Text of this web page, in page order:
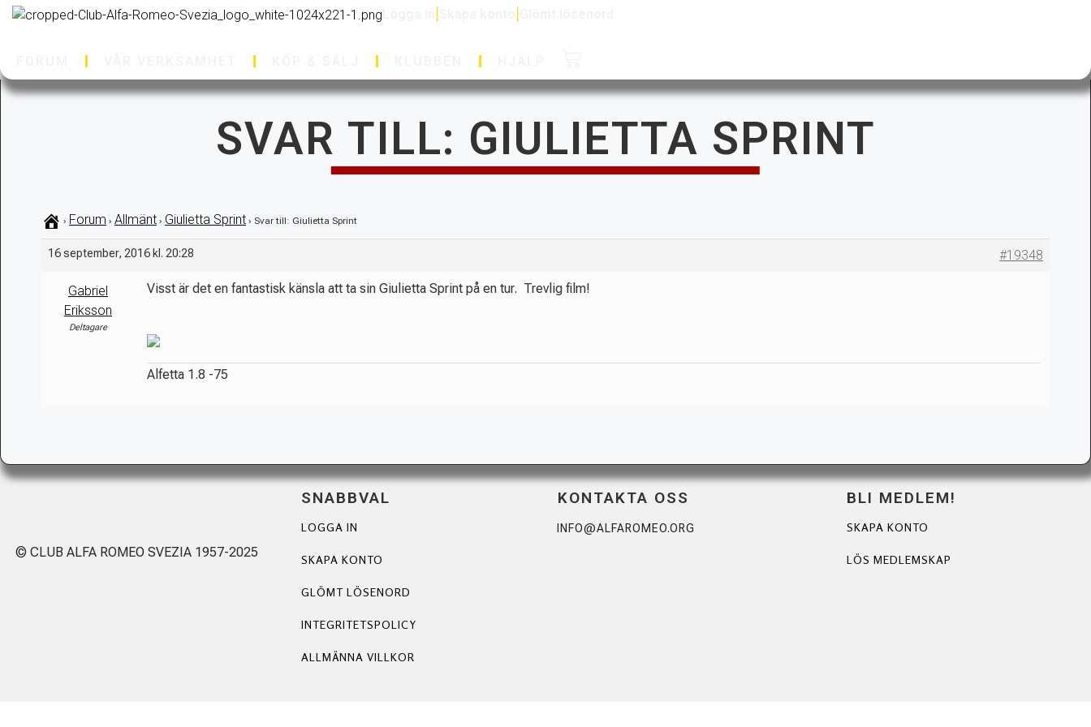
SVAR TILL: GIULIETTA SPRINT
› Forum › Allmänt › Giulietta Sprint › Svar till: Giulietta Sprint
16 september, 2016 kl. 20:28 #19348
Gabriel
Eriksson
Deltagare
Visst är det en fantastisk känsla att ta sin Giulietta Sprint på en tur. Trevlig film!
Alfetta 1.8 -75
© CLUB ALFA ROMEO SVEZIA 1957-2025
SNABBVAL
LOGGA IN
SKAPA KONTO
GLÖMT LÖSENORD
INTEGRITETSPOLICY
ALLMÄNNA VILLKOR
KONTAKTA OSS
INFO@ALFAROMEO.ORG
BLI MEDLEM!
SKAPA KONTO
LÖS MEDLEMSKAP